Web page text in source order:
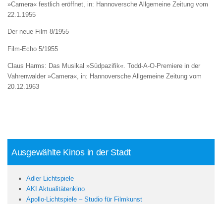
»Camera« festlich eröffnet, in: Hannoversche Allgemeine Zeitung vom
22.1.1955
Der neue Film 8/1955
Film-Echo 5/1955
Claus Harms: Das Musikal »Südpazifik«. Todd-A-O-Premiere in der
Vahrenwalder »Camera«, in: Hannoversche Allgemeine Zeitung vom
20.12.1963
Ausgewählte Kinos in der Stadt
Adler Lichtspiele
AKI Aktualitätenkino
Apollo-Lichtspiele – Studio für Filmkunst